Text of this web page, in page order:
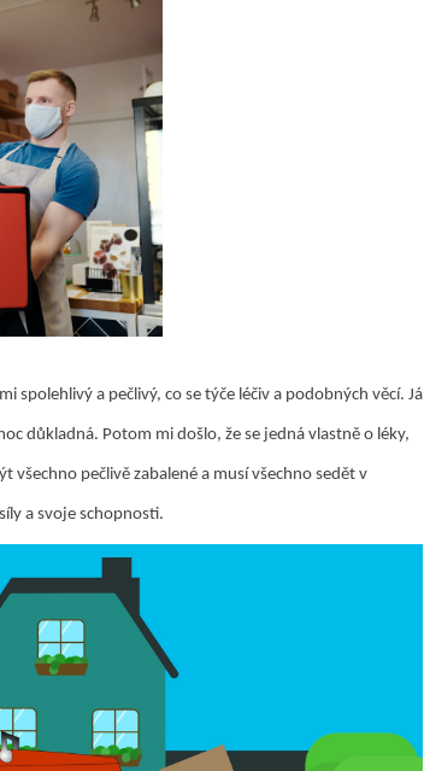
spolehlivý a pečlivý, co se týče léčiv a podobných věcí. Já
důkladná. Potom mi došlo, že se jedná vlastně o léky,
všechno pečlivě zabalené a musí všechno sedět v
a svoje schopnosti.